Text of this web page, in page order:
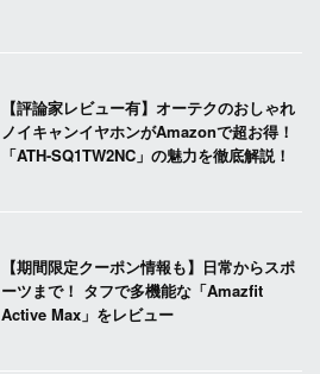
【評論家レビュー有】オーテクのおしゃれ
ノイキャンイヤホンがAmazonで超お得！
「ATH-SQ1TW2NC」の魅力を徹底解説！
【期間限定クーポン情報も】日常からスポ
ーツまで！ タフで多機能な「Amazfit
Active Max」をレビュー